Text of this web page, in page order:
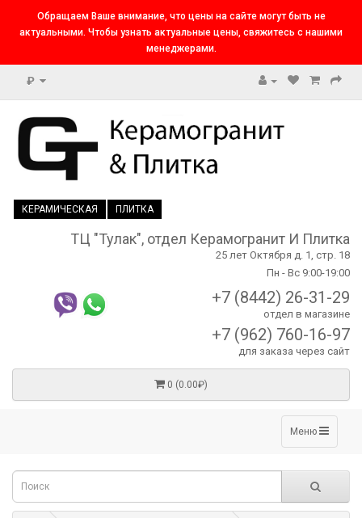
Обращаем Ваше внимание, что цены на сайте могут быть не
актуальными. Чтобы узнать актуальные цены, свяжитесь с нашими
менеджерами.
₽
КЕРАМИЧЕСКАЯ ПЛИТКА
ТЦ "Тулак", отдел Керамогранит И Плитка
25 лет Октября д. 1, стр. 18
Пн - Вс 9:00-19:00
+7 (8442) 26-31-29
отдел в магазине
+7 (962) 760-16-97
для заказа через сайт
0 (0.00₽)
Меню